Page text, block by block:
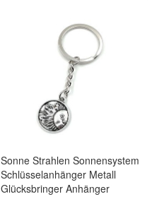
Sonne Strahlen Sonnensystem
Schlüsselanhänger Metall
Glücksbringer Anhänger